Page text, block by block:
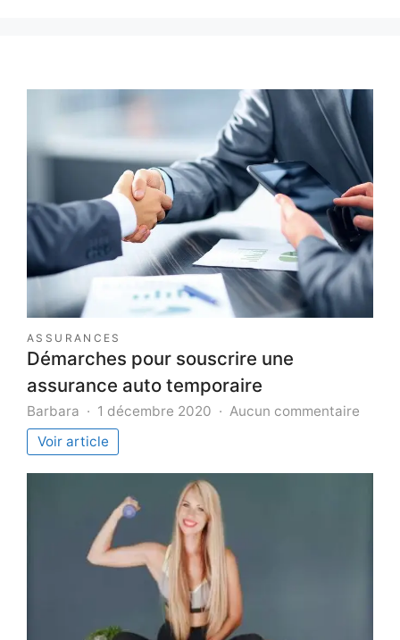
ASSURANCES
Démarches pour souscrire une
assurance auto temporaire
Barbara 1 décembre 2020 Aucun commentaire
Voir article